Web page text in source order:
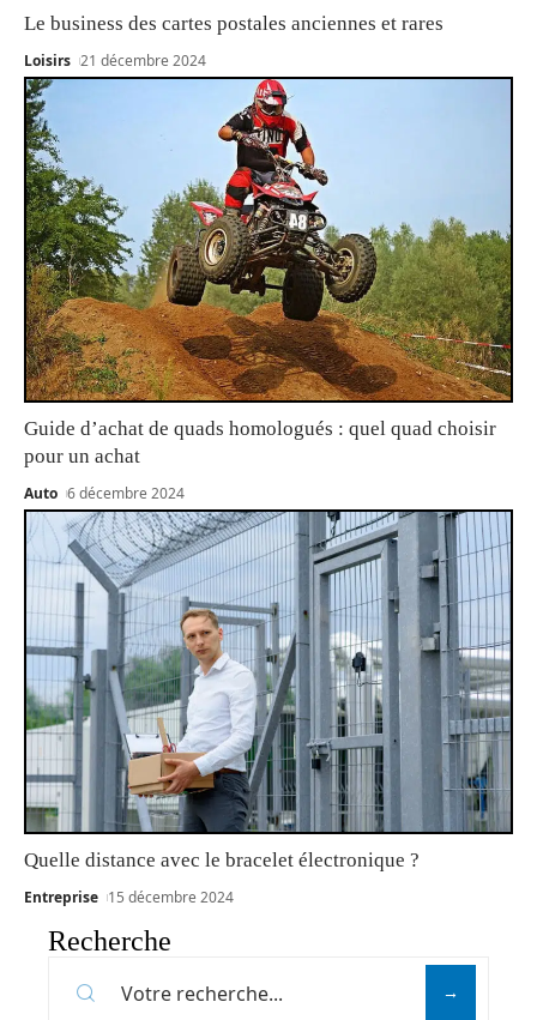
Le business des cartes postales anciennes et rares
Loisirs 21 décembre 2024
Guide d’achat de quads homologués : quel quad choisir
pour un achat
Auto 6 décembre 2024
Quelle distance avec le bracelet électronique ?
Entreprise 15 décembre 2024
Recherche